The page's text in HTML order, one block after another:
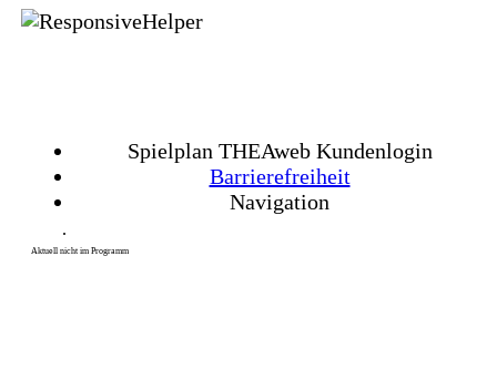
Spielplan THEAweb Kundenlogin
Barrierefreiheit
Navigation
Aktuell nicht im Programm